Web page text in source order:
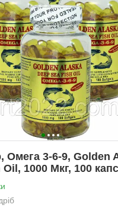
Омега 3-6-9, Golden
1000 Мкг, 100